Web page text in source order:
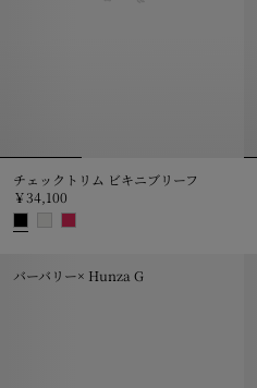
チェックトリム ビキニブリーフ
￥34,100
バーバリー× Hunza G